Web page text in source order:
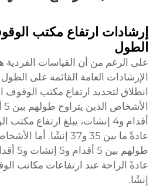
إرشادات ارتفاع مكتب
الطول
على الرغم من أن القياسات الفردية
الإرشادات العامة القائمة على
انطلاق لتحديد ارتفاع مكتب
أقدام و4 إنشات، يبلغ ارتفاع
عادةً ما بين 35 و37 إنشًا.
إنشًا.